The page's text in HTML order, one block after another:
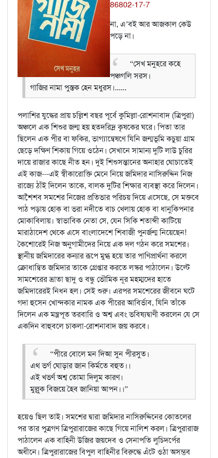
86802-17-7
না, এ’বই আর আজকাল কেউ
পড়ে না।
“সেখ মনুহরে কহে
পঞ্চগলি সরস।
গাজির নামা পুস্তক হেন মধুরস।......
পলাশির যুদ্ধের প্রায় চল্লিশ বছর পূর্বে কুমিল্লা-রোশনাবাদ (ত্রিপুরা)
অঞ্চলে এক শিশুর জন্ম হয় হতদরিদ্র কৃষকের ঘরে। পিতা তার
ছিলেন এক পীর বা ফকির, ভাগ্যান্বেষণে যিনি জন্মভূমি কচুয়া গ্রাম
ছেড়ে দক্ষিণ শিকায় গিয়ে ওঠেন। সেখানে সামান্য দুটি লাউ চুরির
দায়ে রাজার কাছে নীত হন। দুই শিশুসন্তানের অনাহার ঘোচাতেই
এই কাজ---এই স্বীকারোক্তি মেনে নিয়ে জমিদার নাসিরুদ্দিন নিজ
রাজ্যে ঠাঁই দিলেন তাকে, বালক দুটির শিক্ষার ব্যবস্থা করে দিলেন।
আশৈশব সমশের নিজের প্রতিভার পরিচয় দিয়ে এসেছে, সে মক্তবে
পাঠ পড়ায় হোক্‌ বা ভরা নদীতে বাচ খেলায় হোক্‌ বা ধানুকিপনার
মোকাবিলায়। স্বাভাবিক নেতা সে, যেন সিকি শতাব্দী কাটিয়ে
মারাঠাদেশ থেকে এসে বাংলাদেশে শিবাজী পুনর্জন্ম নিয়েছেন!
কৈশোরেই নিজ অনুগামীদের নিয়ে এক দল গঠন করে সমশের।
স্থানীয় জমিদারের কন্যার রূপে মুগ্ধ হয়ে তার পাণিপ্রার্থনা করলে
ক্রোধান্বিত জমিদার তাকে গ্রেপ্তার করতে লস্কর পাঠালেন। উল্টে
সামশেরের ভ্রাতা ছাদু ও বন্ধু ভৌমিক নূর মহম্মদের হাতে
জমিদারেরই নিধন হল। সেই শুরু। এরপর সমশেরের জীবনে ঘটে
গদা হুসেন খোন্দকার নামক এক পীরের আবির্ভাব, যিনি তাঁকে
দিলেন এক মন্ত্রপূত তরবারি ও অশ্ব এবং ভবিষ্যদ্বাণী করলেন যে সে
একদিন বাহুবলে চাকলা-রোশনাবাদ জয় করবে।
“পীরে বোলে মন দিআ সুন পীরসুত।
এথ ভর্গ ঘোড়ার জান কির্মতে বহুত।।
এই খভর্ণ অশ্ব তোমা দিলুম কারণ।
মুল্লুক বিজয়ে হৈব জানিয়া আপন।।”
হয়েও ছিল তাই। সমশের দ্বারা জমিদার নাসিরুদ্দিনের কোতলের
পর তার পুত্রগণ ত্রিপুরারাজের কাছে গিয়ে নালিশ করল। ত্রিপুরারাজ
পাঠালেন এক বাহিনী উজির জয়দেব ও সেনাপতি লুচিদর্পের
অধীনে। ত্রিপুরারাজের বিপুল বাহিনীর বিরুদ্ধে এঁটে ওঠা অসম্ভব